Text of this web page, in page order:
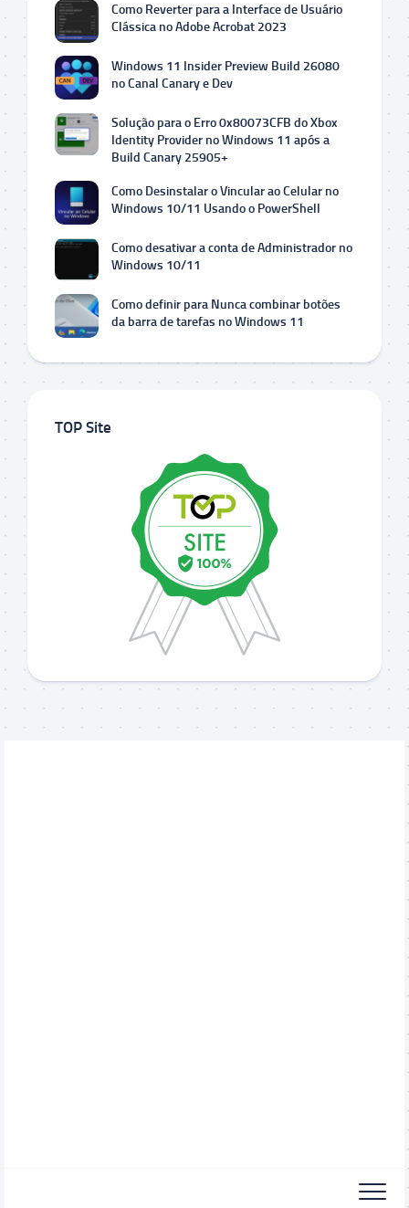
Como Reverter para a Interface de Usuário
Clássica no Adobe Acrobat 2023
Windows 11 Insider Preview Build 26080
no Canal Canary e Dev
Solução para o Erro 0x80073CFB do Xbox
Identity Provider no Windows 11 após a
Build Canary 25905+
Como Desinstalar o Vincular ao Celular no
Windows 10/11 Usando o PowerShell
Como desativar a conta de Administrador no
Windows 10/11
Como definir para Nunca combinar botões
da barra de tarefas no Windows 11
TOP Site